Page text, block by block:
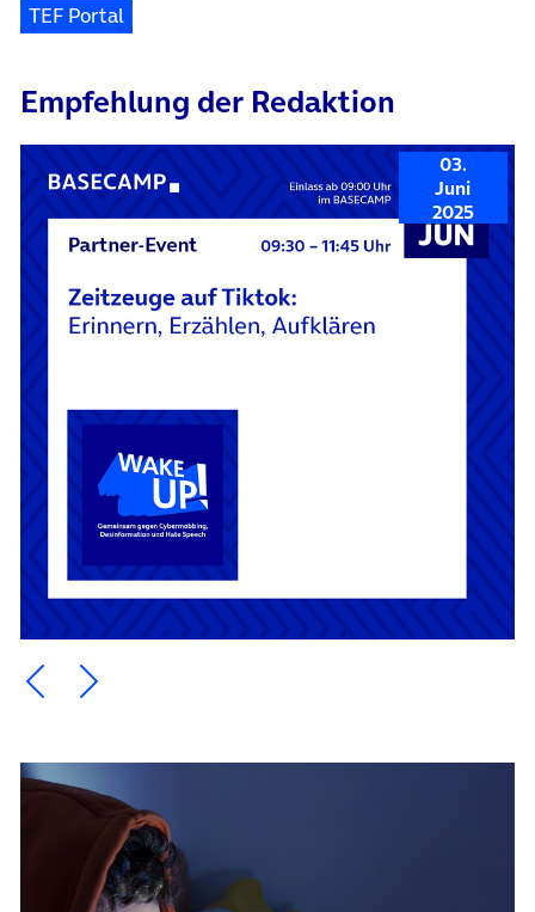
TEF Portal
Empfehlung der Redaktion
03.
Juni
2025
Ein Element zurück blättern
Ein Element weiter blättern